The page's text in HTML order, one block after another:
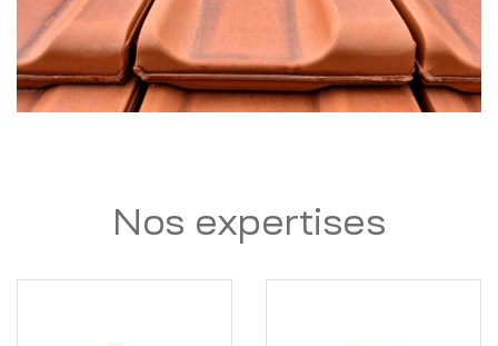
Nos expertises